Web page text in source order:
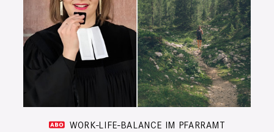
WORK-LIFE-BALANCE IM PFARRAMT